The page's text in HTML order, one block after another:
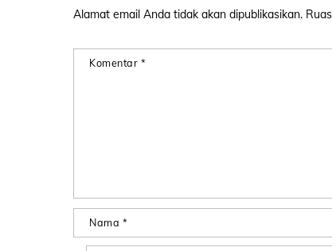
Alamat email Anda tidak akan dipublikasikan.
Komentar *
Nama *